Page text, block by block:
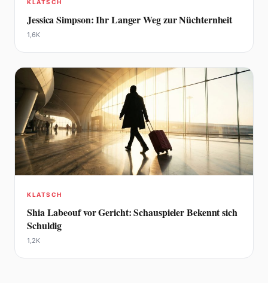
KLATSCH
Jessica Simpson: Ihr Langer Weg zur Nüchternheit
1,6K
KLATSCH
Shia Labeouf vor Gericht: Schauspieler Bekennt sich
Schuldig
1,2K